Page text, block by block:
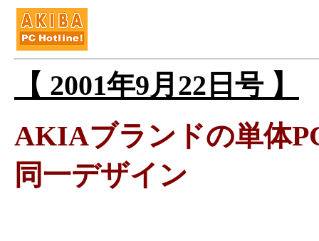
【 2001年9月22日号 】
AKIAブランドの単体
同一デザイン